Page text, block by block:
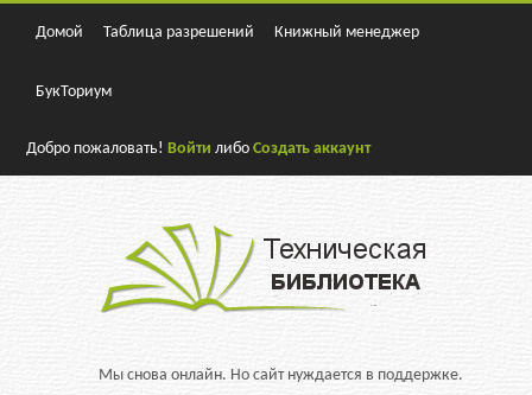
Домой Таблица разрешений Книжный менеджер
БукТориум
Добро пожаловать!Войти либоСоздать аккаунт
Мы снова онлайн. Но сайт нуждается в поддержке.